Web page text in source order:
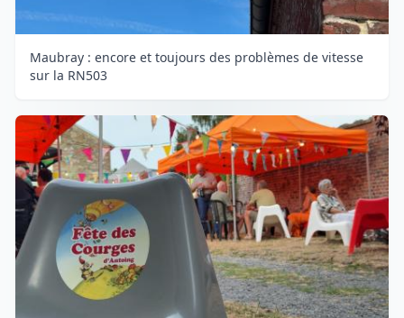
Maubray : encore et toujours des problèmes de vitesse
sur la RN503